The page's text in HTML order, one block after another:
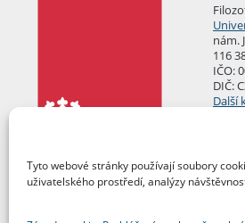
Tyto webové stránky používají soubory
uživatelského prostředí, analýzy
nám.
116
IČO:
DIČ:
Další